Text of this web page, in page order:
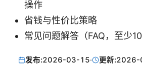
操作
省钱与性价比策略
常见问题解答（FAQ，至少10
发布:2026-03-15· 更新:2026-